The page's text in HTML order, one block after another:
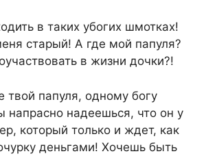
в таких убогих шмотках!
старый! А где мой папуля?
в жизни дочки?!
папуля, одному богу
напрасно надеешься, что он у
который только и ждет, как
деньгами! Хочешь быть